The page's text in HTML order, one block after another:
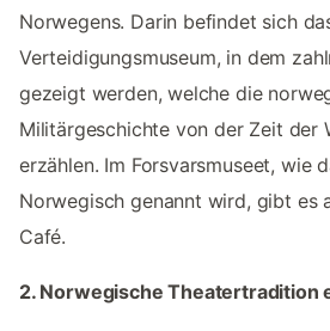
Norwegens. Darin befindet sich
Verteidigungsmuseum, in dem
gezeigt werden, welche die
Militärgeschichte von der Zeit der
erzählen. Im Forsvarsmuseet, wie
Norwegisch genannt wird, gibt es
Café.
2. Norwegische Theatertradition